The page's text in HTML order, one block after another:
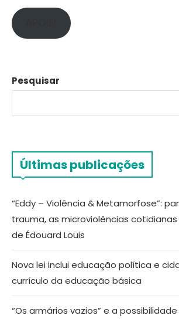
Pesquisar
Últimas publicações
“Eddy – Violência & Metamorfose”:
trauma, as microviolências
de Édouard Louis
Nova lei inclui educação política e
currículo da educação básica
“Os armários vazios” e a